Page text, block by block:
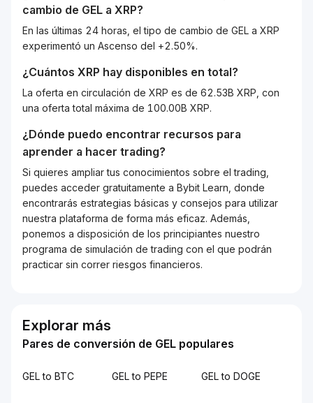
cambio de GEL a XRP?
En las últimas 24 horas, el tipo de cambio de GEL a XRP
experimentó un Ascenso del +2.50%.
¿Cuántos XRP hay disponibles en total?
La oferta en circulación de XRP es de 62.53B XRP, con
una oferta total máxima de 100.00B XRP.
¿Dónde puedo encontrar recursos para
aprender a hacer trading?
Si quieres ampliar tus conocimientos sobre el trading,
puedes acceder gratuitamente a Bybit Learn, donde
encontrarás estrategias básicas y consejos para utilizar
nuestra plataforma de forma más eficaz. Además,
ponemos a disposición de los principiantes nuestro
programa de simulación de trading con el que podrán
practicar sin correr riesgos financieros.
Explorar más
Pares de conversión de GEL populares
GEL to BTC GEL to PEPE GEL to DOGE